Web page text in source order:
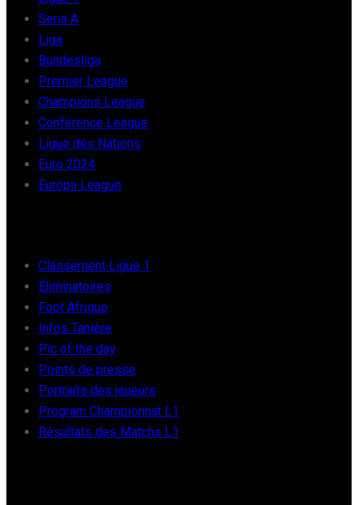
Seria A
Liga
Bundesliga
Premier League
Champions League
Conférence League
Ligue des Nations
Euro 2024
Europa League
Classement Ligue 1
Éliminatoires
Foot Afrique
Infos Tanière
Pic of the day
Points de presse
Portraits des joueurs
Program Championnat L1
Résultats des Matchs L1